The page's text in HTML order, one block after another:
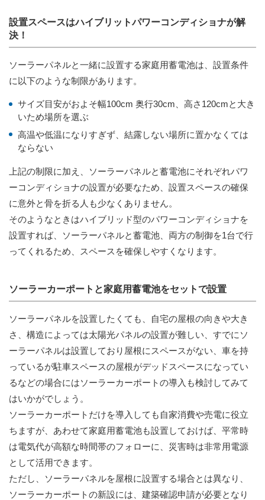
設置スペースはハイブリットパワーコンディショナが解
決！
ソーラーパネルと一緒に設置する家庭用蓄電池は、設置条件
に以下のような制限があります。
サイズ目安がおよそ幅100cm 奥行30cm、高さ120cmと大き
いため場所を選ぶ
高温や低温になりすぎず、結露しない場所に置かなくては
ならない
上記の制限に加え、ソーラーパネルと蓄電池にそれぞれパワ
ーコンディショナの設置が必要なため、設置スペースの確保
に意外と骨を折る人も少なくありません。
そのようなときはハイブリッド型のパワーコンディショナを
設置すれば、ソーラーパネルと蓄電池、両方の制御を1台で行
ってくれるため、スペースを確保しやすくなります。
ソーラーカーポートと家庭用蓄電池をセットで設置
ソーラーパネルを設置したくても、自宅の屋根の向きや大き
さ、構造によっては太陽光パネルの設置が難しい、すでにソ
ーラーパネルは設置しており屋根にスペースがない、車を持
っているが駐車スペースの屋根がデッドスペースになってい
るなどの場合にはソーラーカーポートの導入も検討してみて
はいかがでしょう。
ソーラーカーポートだけを導入しても自家消費や売電に役立
ちますが、あわせて家庭用蓄電池も設置しておけば、平常時
は電気代が高額な時間帯のフォローに、災害時は非常用電源
として活用できます。
ただし、ソーラーパネルを屋根に設置する場合とは異なり、
ソーラーカーポートの新設には、建築確認申請が必要となり